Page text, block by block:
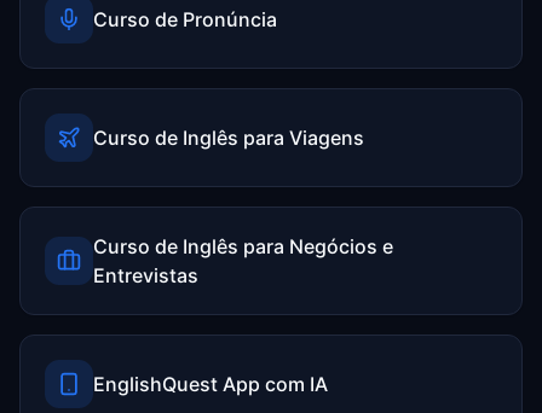
Curso de Pronúncia
Curso de Inglês para Viagens
Curso de Inglês para Negócios e
Entrevistas
EnglishQuest App com IA